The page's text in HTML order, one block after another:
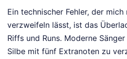
Ein technischer Fehler, der mich
verzweifeln lässt, ist das
Riffs und Runs. Moderne
Silbe mit fünf Extranoten zu